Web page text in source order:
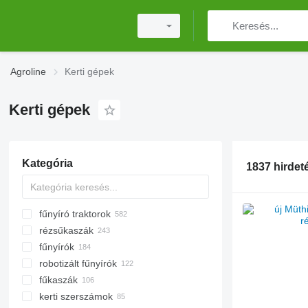
Agroline Kerti gépek
Kerti gépek
Kategória
fűnyíró traktorok
rézsűkaszák
fűnyírók
robotizált fűnyírók
fűkaszák
kerti szerszámok
1837